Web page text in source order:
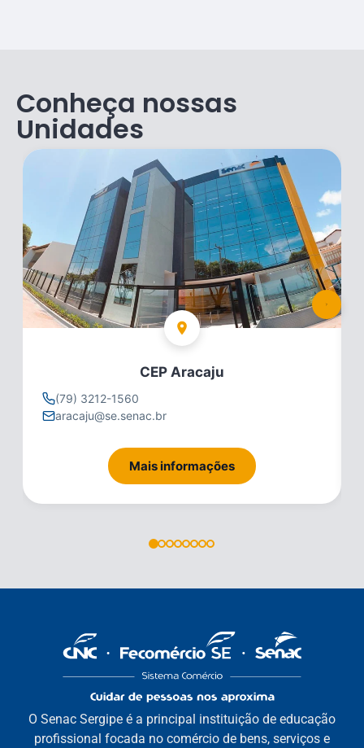
Conheça nossas
Unidades
CEP Aracaju
(79) 3212-1560
aracaju@se.senac.br
Mais informações
O Senac Sergipe é a principal instituição de educação
profissional focada no comércio de bens, serviços e